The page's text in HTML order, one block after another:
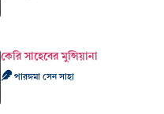
কেরি সাহেবের মুন্সিয়ানা
পারঙ্গমা সেন সাহা